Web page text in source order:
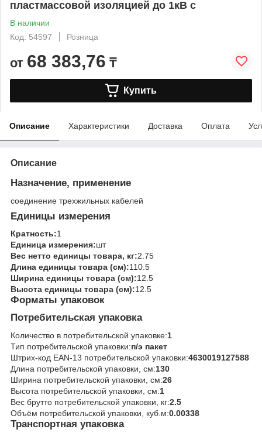
пластмассовой изоляцией до 1кВ с
В наличии
Код: 54597
Розница
от 68 383,76 ₸
Купить
Описание Характеристики Доставка Оплата
Описание
Назначение, применение
соединение трехжильных кабелей
Единицы измерения
Кратность:1
Единица измерения:шт
Вес нетто единицы товара, кг:2.75
Длина единицы товара (см):110.5
Ширина единицы товара (см):12.5
Высота единицы товара (см):12.5
Форматы упаковок
Потребительская упаковка
Количество в потребительской упаковке:1
Тип потребительской упаковки:п/э пакет
Штрих-код EAN-13 потребительской упаковки:4630019127588
Длина потребительской упаковки, см:130
Ширина потребительской упаковки, см:26
Высота потребительской упаковки, см:1
Вес брутто потребительской упаковки, кг:2.5
Объём потребительской упаковки, куб.м:0.00338
Транспортная упаковка